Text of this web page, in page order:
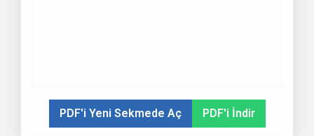
PDF'i Yeni Sekmede Aç PDF'i İndir